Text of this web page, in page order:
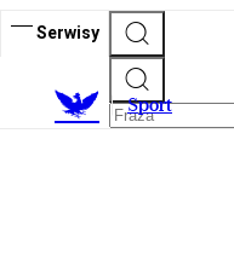
Serwisy
Sport